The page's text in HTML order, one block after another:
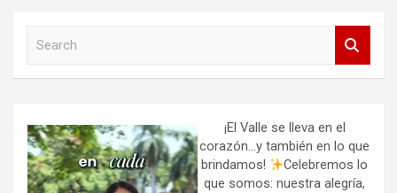
h
¡El Valle se lleva en el
corazón…y también en lo que
brindamos!
Celebremos lo
que somos: nuestra alegría,